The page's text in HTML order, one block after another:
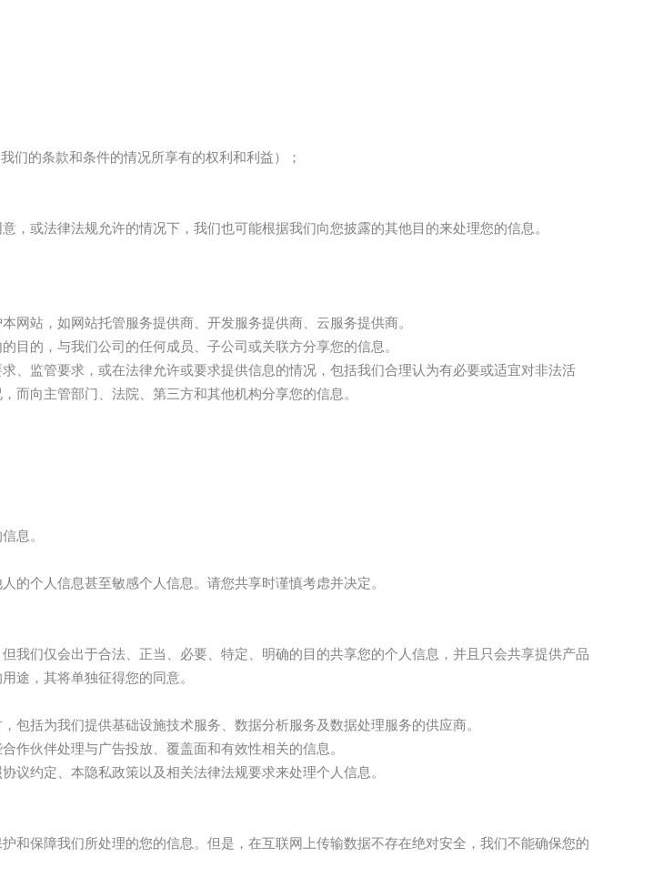
们的条款和条件的情况所享有的权利和利益）；
或法律法规允许的情况下，我们也可能根据我们向您披露的其他目的来处理您的信息。
网站，如网站托管服务提供商、开发服务提供商、云服务提供商。
目的，与我们公司的任何成员、子公司或关联方分享您的信息。
、监管要求，或在法律允许或要求提供信息的情况，包括我们合理认为有必要或适宜对非法活
而向主管部门、法院、第三方和其他机构分享您的信息。
息。
的个人信息甚至敏感个人信息。请您共享时谨慎考虑并决定。
我们仅会出于合法、正当、必要、特定、明确的目的共享您的个人信息，并且只会共享提供产品
途，其将单独征得您的同意。
括为我们提供基础设施技术服务、数据分析服务及数据处理服务的供应商。
作伙伴处理与广告投放、覆盖面和有效性相关的信息。
议约定、本隐私政策以及相关法律法规要求来处理个人信息。
和保障我们所处理的您的信息。但是，在互联网上传输数据不存在绝对安全，我们不能确保您的